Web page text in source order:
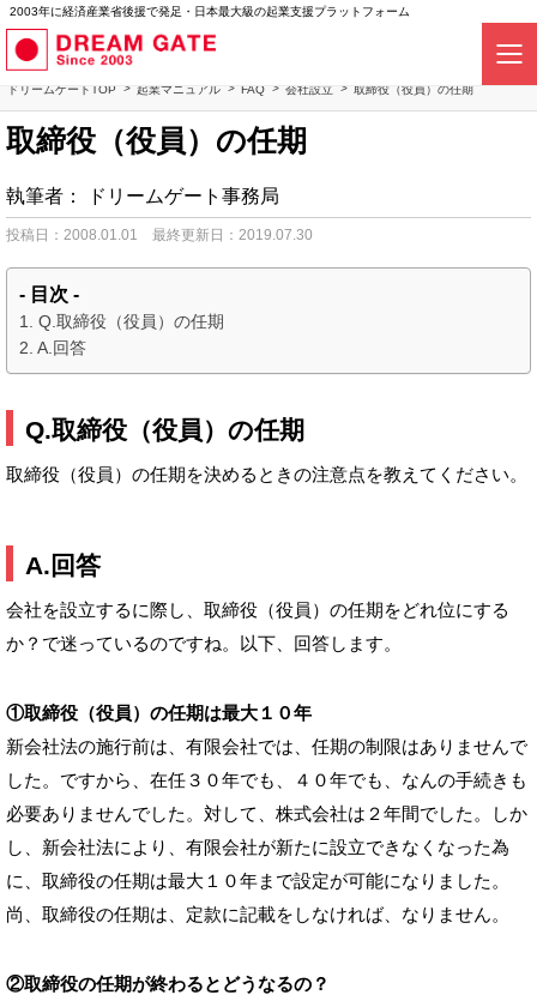
2003年に経済産業省後援で発足・日本最大級の起業支援プラットフォーム
ドリームゲートTOP 起業マニュアル FAQ 会社設立 取締役（役員）の任期
取締役（役員）の任期
執筆者： ドリームゲート事務局
投稿日：2008.01.01 最終更新日：2019.07.30
- 目次 -
Q.取締役（役員）の任期
A.回答
Q.取締役（役員）の任期
取締役（役員）の任期を決めるときの注意点を教えてください。
A.回答
会社を設立するに際し、取締役（役員）の任期をどれ位にする
か？で迷っているのですね。以下、回答します。
①取締役（役員）の任期は最大１０年
新会社法の施行前は、有限会社では、任期の制限はありませんで
した。ですから、在任３０年でも、４０年でも、なんの手続きも
必要ありませんでした。対して、株式会社は２年間でした。しか
し、新会社法により、有限会社が新たに設立できなくなった為
に、取締役の任期は最大１０年まで設定が可能になりました。
尚、取締役の任期は、定款に記載をしなければ、なりません。
②取締役の任期が終わるとどうなるの？